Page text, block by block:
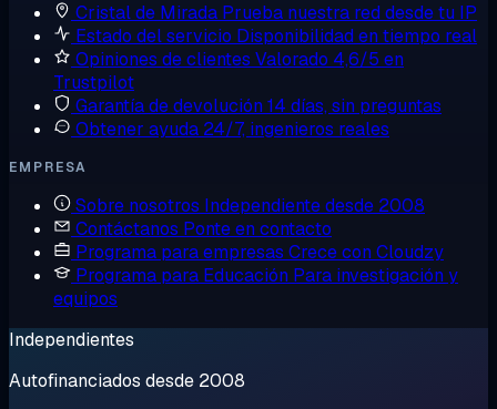
Cristal de Mirada Prueba nuestra red desde tu IP
Estado del servicio Disponibilidad en tiempo real
Opiniones de clientes Valorado 4,6/5 en
Trustpilot
Garantía de devolución 14 días, sin preguntas
Obtener ayuda 24/7, ingenieros reales
EMPRESA
Sobre nosotros Independiente desde 2008
Contáctanos Ponte en contacto
Programa para empresas Crece con Cloudzy
Programa para Educación Para investigación y
equipos
Independientes
Autofinanciados desde 2008